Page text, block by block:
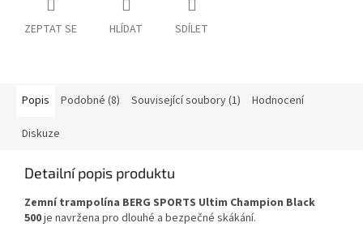
ZEPTAT SE HLÍDAT SDÍLET
Popis Podobné (8) Související soubory (1) Hodnocení
Diskuze
Detailní popis produktu
Zemní trampolína BERG SPORTS Ultim Champion Black
500je navržena pro dlouhé a bezpečné skákání.